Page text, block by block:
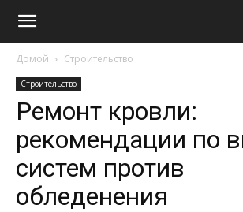
Домой Строительство
Строительство
Ремонт кровли:
рекомендации по
систем против
обледенения